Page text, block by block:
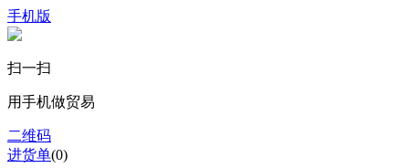
手机版
扫一扫
用手机做贸易
二维码
进货单(0)